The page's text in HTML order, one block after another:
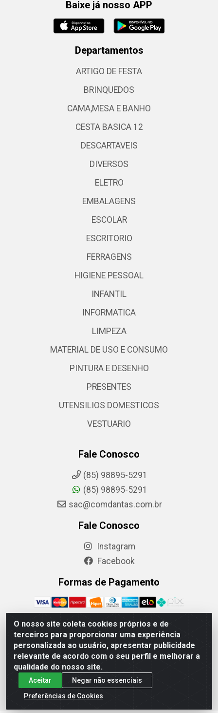
O nosso site coleta cookies próprios e de
terceiros para proporcionar uma experiência
personalizada ao usuário, apresentar publicidade
relevante de acordo com o seu perfil e melhorar a
qualidade do nosso site.
Aceitar
Negar não essenciais
Preferências de Cookies
Baixe já nosso APP
Departamentos
ARTIGO DE FESTA
BRINQUEDOS
CAMA,MESA E BANHO
CESTA BASICA 12
DESCARTAVEIS
DIVERSOS
ELETRO
EMBALAGENS
ESCOLAR
ESCRITORIO
FERRAGENS
HIGIENE PESSOAL
INFANTIL
INFORMATICA
LIMPEZA
MATERIAL DE USO E CONSUMO
PINTURA E DESENHO
PRESENTES
UTENSILIOS DOMESTICOS
VESTUARIO
Fale Conosco
(85) 98895-5291
(85) 98895-5291
sac@comdantas.com.br
Fale Conosco
Instagram
Facebook
Formas de Pagamento
Rafael & Dantas LTDA - Rua Floriano Peixoto, 137- Centro,
CEP: 60025-130 | CNPJ: 02.884.314/0001-20